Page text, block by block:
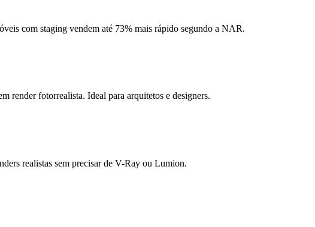
com staging vendem até 73% mais rápido segundo a NAR.
render fotorrealista. Ideal para arquitetos e designers.
realistas sem precisar de V-Ray ou Lumion.